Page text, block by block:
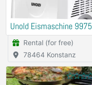
Unold Eismaschine 9975
Rental (for free)
78464 Konstanz